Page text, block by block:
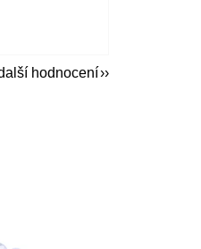
hodnocení